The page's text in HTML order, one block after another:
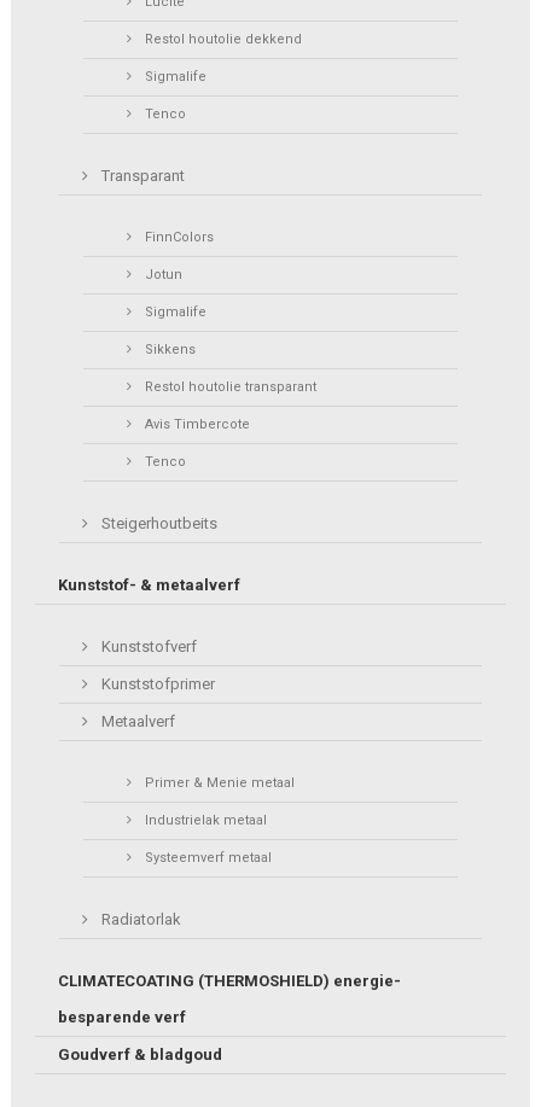
Restol houtolie dekkend
Sigmalife
Tenco
Transparant
FinnColors
Jotun
Sigmalife
Sikkens
Restol houtolie transparant
Avis Timbercote
Tenco
Steigerhoutbeits
Kunststof- & metaalverf
Kunststofverf
Kunststofprimer
Metaalverf
Primer & Menie metaal
Industrielak metaal
Systeemverf metaal
Radiatorlak
CLIMATECOATING (THERMOSHIELD) energie-
besparende verf
Goudverf & bladgoud